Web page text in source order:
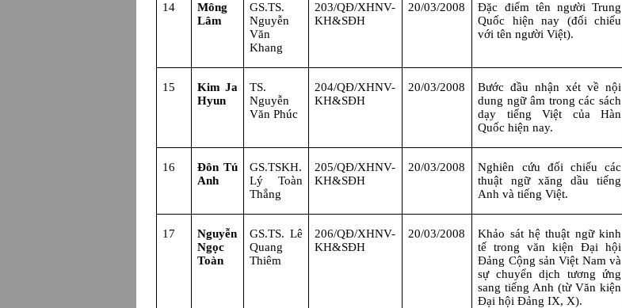
14
Mông
Lâm
GS.TS.
Nguyễn
Văn
Khang
203/QĐ/XHNV-
KH&SĐH
20/03/2008
Đặc điểm tên người Trung
Quốc hiện nay (đối chiếu
với tên người Việt).
15
Kim Ja
Hyun
TS.
Nguyễn
Văn Phúc
204/QĐ/XHNV-
KH&SĐH
20/03/2008
Bước đầu nhận xét về nội
dung ngữ âm trong các sách
dạy tiếng Việt của Hàn
Quốc hiện nay.
16
Đôn Tú
Anh
GS.TSKH.
Lý Toàn
Thắng
205/QĐ/XHNV-
KH&SĐH
20/03/2008
Nghiên cứu đối chiếu các
thuật ngữ xăng dầu tiếng
Anh và tiếng Việt.
17
Nguyễn
Ngọc
Toàn
GS.TS. Lê
Quang
Thiêm
206/QĐ/XHNV-
KH&SĐH
20/03/2008
Khảo sát hệ thuật ngữ kinh
tế trong văn kiện Đại hội
Đảng Cộng sản Việt Nam và
sự chuyển dịch tương ứng
sang tiếng Anh (từ Văn kiện
Đại hội Đảng IX, X).